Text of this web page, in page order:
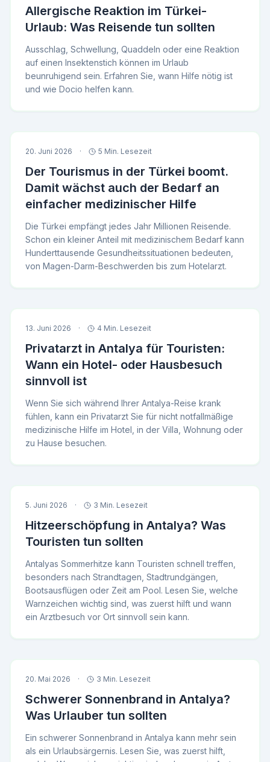
Allergische Reaktion im Türkei-
Urlaub: Was Reisende tun sollten
Ausschlag, Schwellung, Quaddeln oder eine Reaktion
auf einen Insektenstich können im Urlaub
beunruhigend sein. Erfahren Sie, wann Hilfe nötig ist
und wie Docio helfen kann.
20. Juni 2026 · 5 Min. Lesezeit
Der Tourismus in der Türkei boomt.
Damit wächst auch der Bedarf an
einfacher medizinischer Hilfe
Die Türkei empfängt jedes Jahr Millionen Reisende.
Schon ein kleiner Anteil mit medizinischem Bedarf kann
Hunderttausende Gesundheitssituationen bedeuten,
von Magen-Darm-Beschwerden bis zum Hotelarzt.
13. Juni 2026 · 4 Min. Lesezeit
Privatarzt in Antalya für Touristen:
Wann ein Hotel- oder Hausbesuch
sinnvoll ist
Wenn Sie sich während Ihrer Antalya-Reise krank
fühlen, kann ein Privatarzt Sie für nicht notfallmäßige
medizinische Hilfe im Hotel, in der Villa, Wohnung oder
zu Hause besuchen.
5. Juni 2026 · 3 Min. Lesezeit
Hitzeerschöpfung in Antalya? Was
Touristen tun sollten
Antalyas Sommerhitze kann Touristen schnell treffen,
besonders nach Strandtagen, Stadtrundgängen,
Bootsausflügen oder Zeit am Pool. Lesen Sie, welche
Warnzeichen wichtig sind, was zuerst hilft und wann
ein Arztbesuch vor Ort sinnvoll sein kann.
20. Mai 2026 · 3 Min. Lesezeit
Schwerer Sonnenbrand in Antalya?
Was Urlauber tun sollten
Ein schwerer Sonnenbrand in Antalya kann mehr sein
als ein Urlaubsärgernis. Lesen Sie, was zuerst hilft,